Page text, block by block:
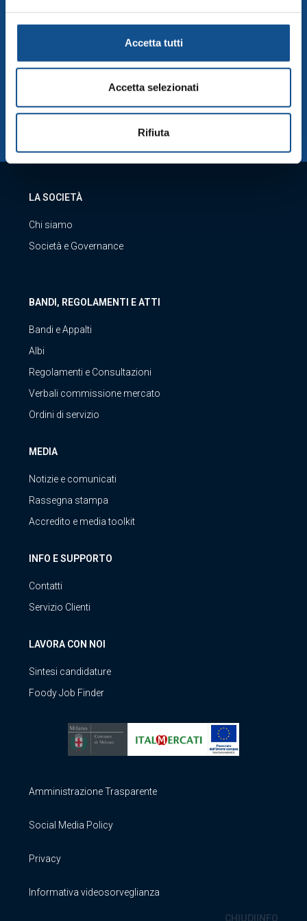
(accessibile anche dal footer del sito, tramite apposito
cookie”), la quale costituisce parte integrante della
Cookie Policye si intende ivi richiamata, si rinvia a
Accetta tutti
Accetta selezionati
Rifiuta
SCARICA LA NOSTRA APP
LA SOCIETÀ
Chi siamo
Società e Governance
BANDI, REGOLAMENTI E ATTI
Bandi e Appalti
Albi
Regolamenti e Consultazioni
Verbali commissione mercato
Ordini di servizio
MEDIA
Notizie e comunicati
Rassegna stampa
Accredito e media toolkit
INFO E SUPPORTO
Contatti
Servizio Clienti
LAVORA CON NOI
Sintesi candidature
Foody Job Finder
Amministrazione Trasparente
Social Media Policy
Privacy
Informativa videosorveglianza
CHIUDI INFO